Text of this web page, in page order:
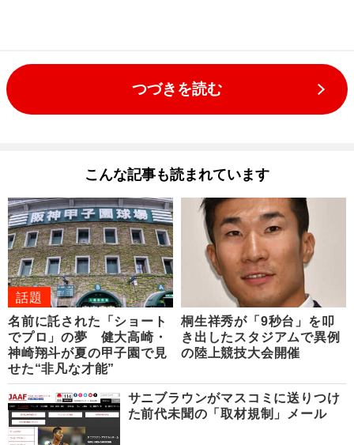
つづきを読む
こんな記事も読まれています
話題
名前に託された「ショート
でプロ」の夢 健大高崎・
神崎翔斗が夏の甲子園で見
せた“非凡な才能”
桐生祥秀が「9秒台」を叩
き出したスタジアムで異例
の陸上競技大会開催
サニブラウンがマスコミに送りつけ
た前代未聞の「取材規制」メール